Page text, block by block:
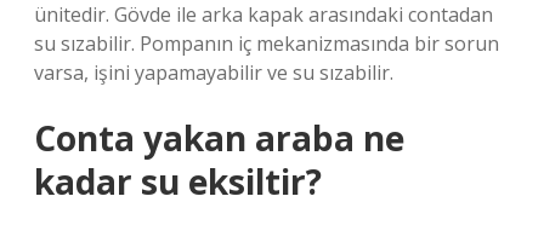
ünitedir. Gövde ile arka kapak arasındaki contadan
su sızabilir. Pompanın iç mekanizmasında bir sorun
varsa, işini yapamayabilir ve su sızabilir.
Conta yakan araba ne
kadar su eksiltir?